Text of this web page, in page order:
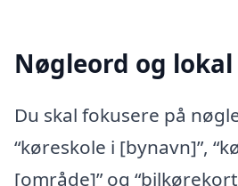
Nøgleord og
Du skal fokusere på
“køreskole i [bynavn]”,
[område]” og